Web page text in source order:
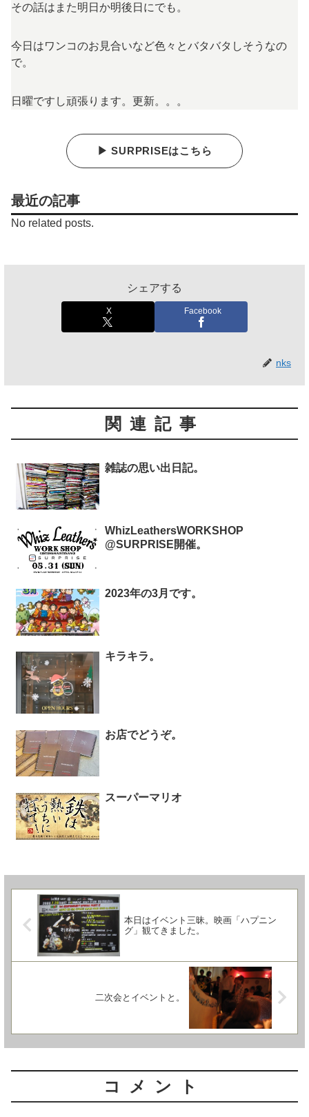
その話はまた明日か明後日にでも。
今日はワンコのお見合いなど色々とバタバタしそうなの
で。
日曜ですし頑張ります。更新。。。
▶ SURPRISEはこちら
最近の記事
No related posts.
シェアする
X Facebook
nks
関連記事
雑誌の思い出日記。
WhizLeathersWORKSHOP
@SURPRISE開催。
2023年の3月です。
キラキラ。
お店でどうぞ。
スーパーマリオ
本日はイベント三昧。映画「ハプニン
グ」観てきました。
二次会とイベントと。
コメント